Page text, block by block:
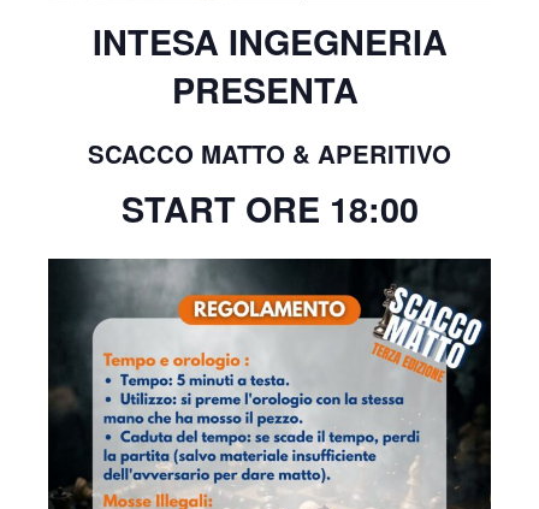
INTESA INGEGNERIA
PRESENTA
SCACCO MATTO & APERITIVO
START ORE 18:00